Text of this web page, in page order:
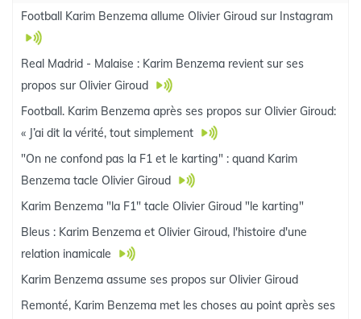
Football Karim Benzema allume Olivier Giroud sur Instagram
Real Madrid - Malaise : Karim Benzema revient sur ses
propos sur Olivier Giroud
Football. Karim Benzema après ses propos sur Olivier Giroud:
« J’ai dit la vérité, tout simplement
"On ne confond pas la F1 et le karting" : quand Karim
Benzema tacle Olivier Giroud
Karim Benzema "la F1" tacle Olivier Giroud "le karting"
Bleus : Karim Benzema et Olivier Giroud, l'histoire d'une
relation inamicale
Karim Benzema assume ses propos sur Olivier Giroud
Remonté, Karim Benzema met les choses au point après ses